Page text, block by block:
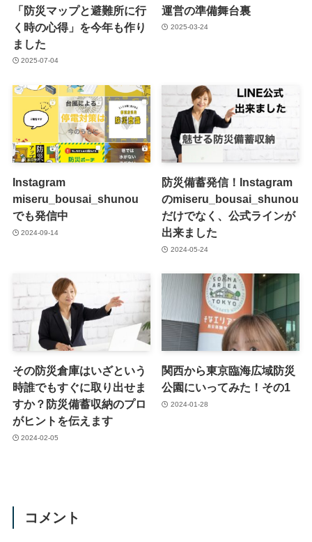
「防災マップと避難所に行
く時の心得」を今年も作り
ました
2025-07-04
運営の準備舞台裏
2025-03-24
Instagram
miseru_bousai_shunou
でも発信中
2024-09-14
防災備蓄発信！Instagram
のmiseru_bousai_shunou
だけでなく、公式ラインが
出来ました
2024-05-24
その防災倉庫はいざという
時誰でもすぐに取り出せま
すか？防災備蓄収納のプロ
がヒントを伝えます
2024-02-05
関西から東京臨海広域防災
公園にいってみた！その1
2024-01-28
コメント